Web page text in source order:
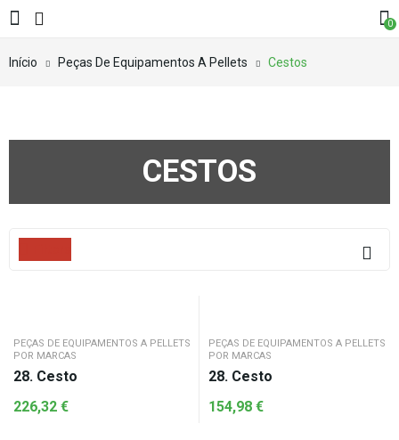
0
Início Peças De Equipamentos A Pellets Cestos
CESTOS
PEÇAS DE EQUIPAMENTOS A PELLETS
POR MARCAS
28. Cesto
226,32 €
PEÇAS DE EQUIPAMENTOS A PELLETS
POR MARCAS
28. Cesto
154,98 €